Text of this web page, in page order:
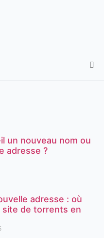
un nouveau nom ou
adresse ?
adresse : où
de torrents en